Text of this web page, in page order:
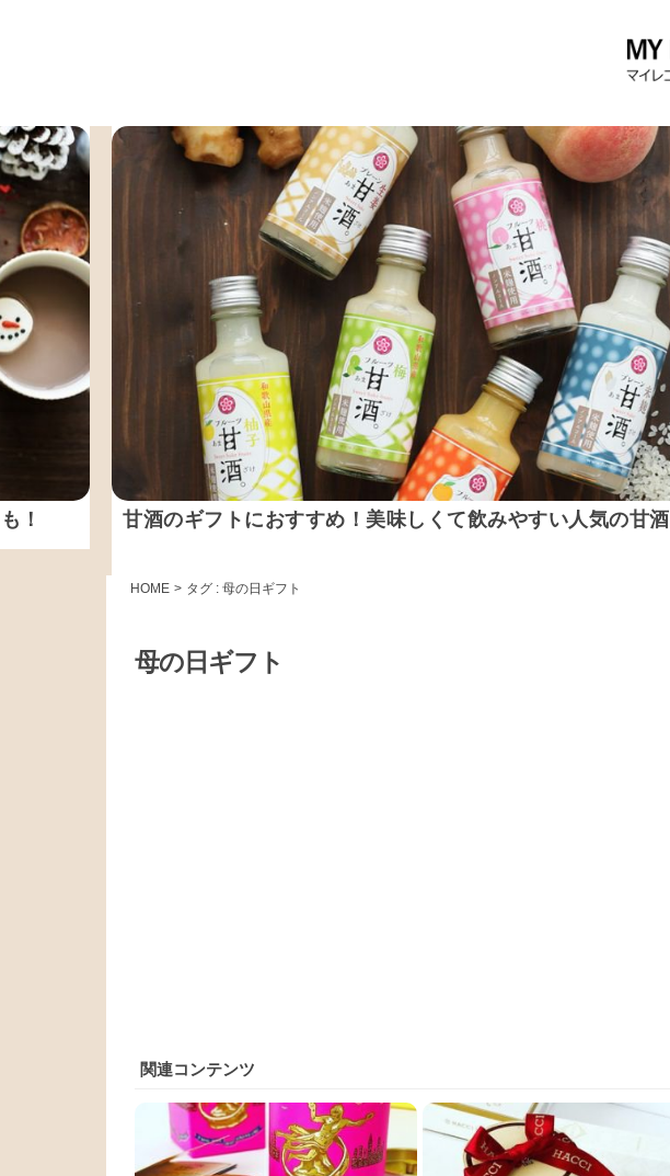
！ 甘酒のギフトにおすすめ！美味しくて飲みやすい人気の甘酒
HOME > タグ : 母の日ギフト
母の日ギフト
関連コンテンツ